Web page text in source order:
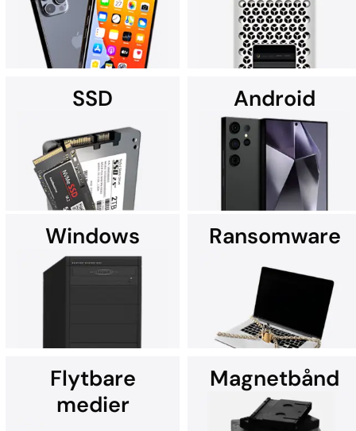
RAID, NAS, SAN og servere med flere diske.
Leder du efter
datagendannelse til din
iPhone? Vi står klar til at
hjælpe.
Det er ikke underligt, at
Apple-serviceudbydere ofte
anbefaler DriveSavers.
SSD
Har du brug for avanceret
Android
DriveSavers gendanner alle
typer smartphone-data –
herunder billeder, kontakter
og SMS-beskeder.
Windows
Gendannelse af data fra alle
Ransomware
Gendan data efter et
Flytbare
medier
Magnetbånd